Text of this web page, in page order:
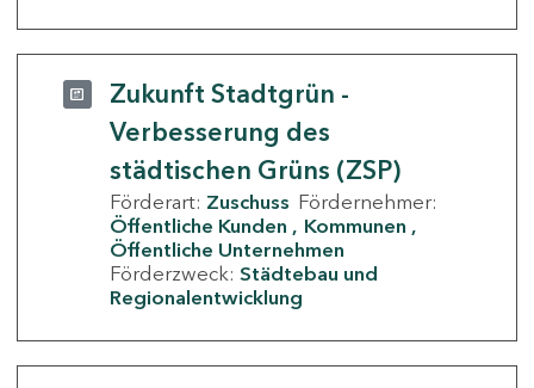
Zukunft Stadtgrün -
Verbesserung des
städtischen Grüns (ZSP)
Förderart: Zuschuss Fördernehmer:
Öffentliche Kunden
Kommunen
Öffentliche Unternehmen
Förderzweck: Städtebau und
Regionalentwicklung